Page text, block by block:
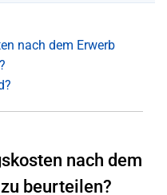
nach dem Erwerb
nach dem
beurteilen?